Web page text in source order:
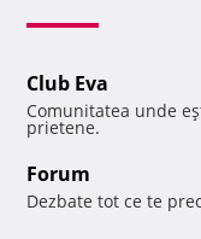
Club Eva
Comunitatea unde
prietene.
Forum
Dezbate tot ce te